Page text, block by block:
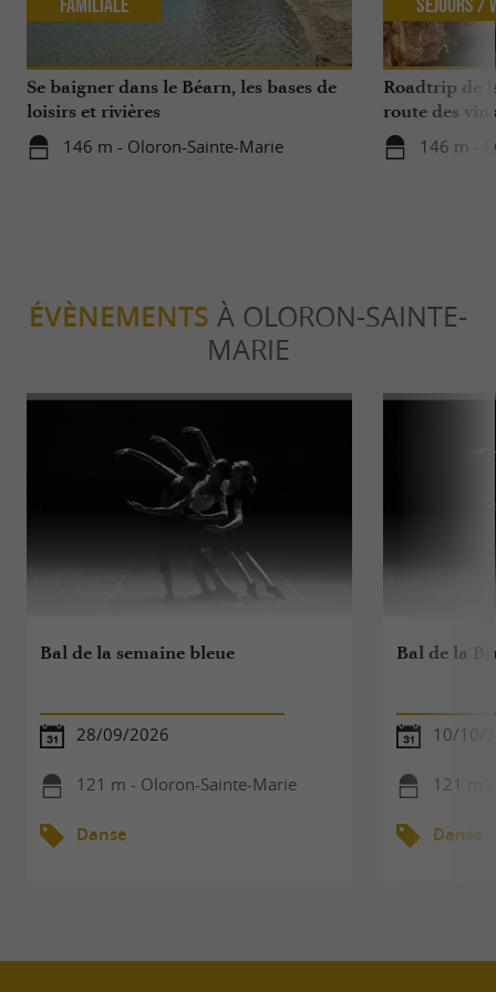
Se baigner dans le Béarn, les bases de
loisirs et rivières
146 m - Oloron-Sainte-Marie
Familiale
Roadtrip de
route des
146 m -
Séjours /
ÉVÈNEMENTS À OLORON-SAINTE-
MARIE
Bal de la semaine bleue
28/09/2026
121 m - Oloron-Sainte-Marie
Danse
Bal de la
10/10/
121 m
Danse